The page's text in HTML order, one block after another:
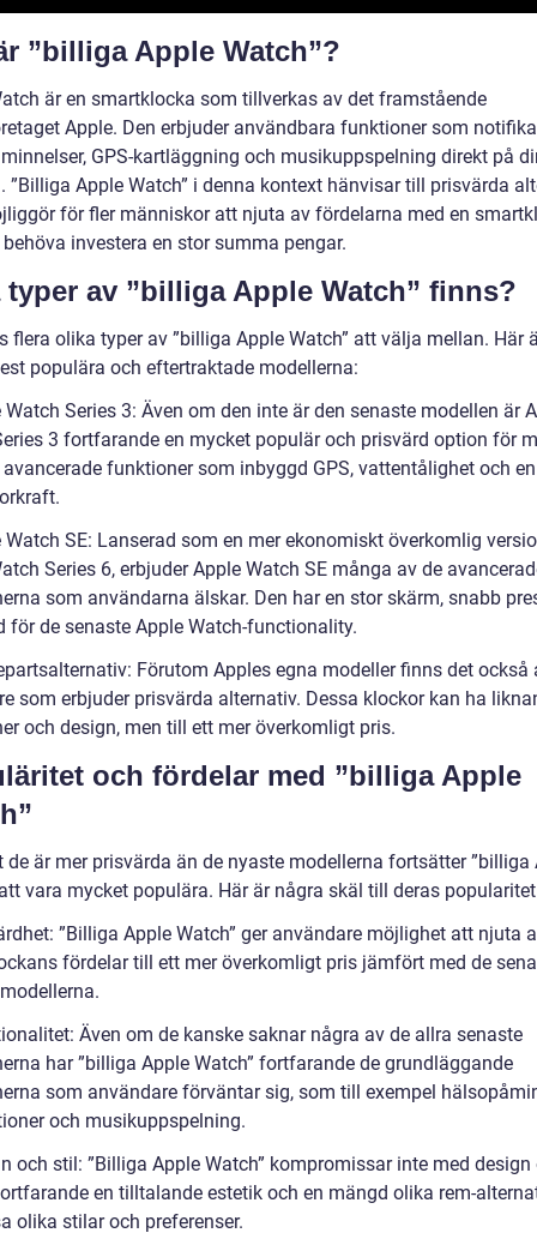
”billiga Apple Watch”?
är en smartklocka som tillverkas av det framstående
Apple. Den erbjuder användbara funktioner som
GPS-kartläggning och musikuppspelning direkt på
”Billiga Apple Watch” i denna kontext hänvisar till prisvärda
för fler människor att njuta av fördelarna med en
investera en stor summa pengar.
typer av ”billiga Apple Watch” finns?
flera olika typer av ”billiga Apple Watch” att välja mellan. Här
populära och eftertraktade modellerna:
Watch Series 3: Även om den inte är den senaste modellen är
3 fortfarande en mycket populär och prisvärd option för
avancerade funktioner som inbyggd GPS, vattentålighet och
Watch SE: Lanserad som en mer ekonomiskt överkomlig
Series 6, erbjuder Apple Watch SE många av de
som användarna älskar. Den har en stor skärm, snabb
för de senaste Apple Watch-functionality.
Förutom Apples egna modeller finns det också
som erbjuder prisvärda alternativ. Dessa klockor kan ha
och design, men till ett mer överkomligt pris.
och fördelar med ”billiga Apple
de är mer prisvärda än de nyaste modellerna fortsätter ”billiga
vara mycket populära. Här är några skäl till deras
”Billiga Apple Watch” ger användare möjlighet att njuta
fördelar till ett mer överkomligt pris jämfört med de
Även om de kanske saknar några av de allra senaste
har ”billiga Apple Watch” fortfarande de grundläggande
som användare förväntar sig, som till exempel
och musikuppspelning.
och stil: ”Billiga Apple Watch” kompromissar inte med
en tilltalande estetik och en mängd olika rem-
olika stilar och preferenser.